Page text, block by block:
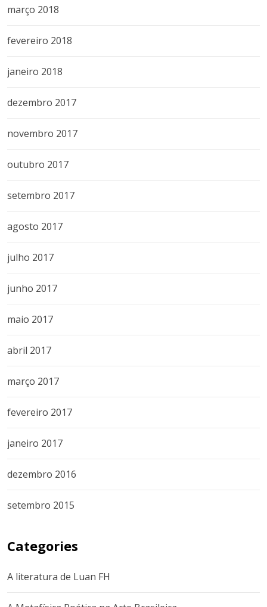
março 2018
fevereiro 2018
janeiro 2018
dezembro 2017
novembro 2017
outubro 2017
setembro 2017
agosto 2017
julho 2017
junho 2017
maio 2017
abril 2017
março 2017
fevereiro 2017
janeiro 2017
dezembro 2016
setembro 2015
Categories
A literatura de Luan FH